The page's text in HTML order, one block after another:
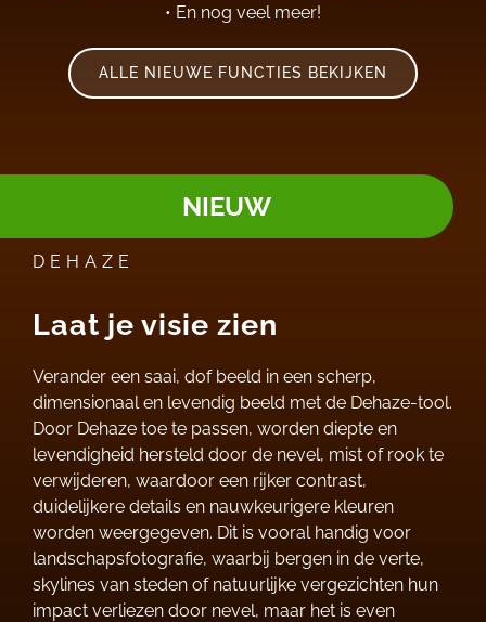
• En nog veel meer!
ALLE NIEUWE FUNCTIES BEKIJKEN
NIEUW
DEHAZE
Laat je visie zien
Verander een saai, dof beeld in een scherp,
dimensionaal en levendig beeld met de Dehaze-tool.
Door Dehaze toe te passen, worden diepte en
levendigheid hersteld door de nevel, mist of rook te
verwijderen, waardoor een rijker contrast,
duidelijkere details en nauwkeurigere kleuren
worden weergegeven. Dit is vooral handig voor
landschapsfotografie, waarbij bergen in de verte,
skylines van steden of natuurlijke vergezichten hun
impact verliezen door nevel, maar het is even